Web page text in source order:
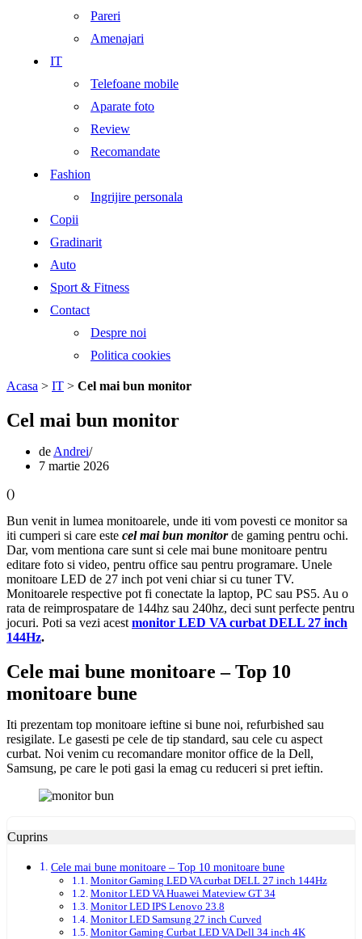
Pareri
Amenajari
IT
Telefoane mobile
Aparate foto
Review
Recomandate
Fashion
Ingrijire personala
Copii
Gradinarit
Auto
Sport & Fitness
Contact
Despre noi
Politica cookies
Acasa > IT > Cel mai bun monitor
Cel mai bun monitor
de Andrei
7 martie 2026
()
Bun venit in lumea monitoarele, unde iti vom povesti ce monitor sa
iti cumperi si care este cel mai bun monitorde gaming pentru ochi.
Dar, vom mentiona care sunt si cele mai bune monitoare pentru
editare foto si video, pentru office sau pentru programare. Unele
monitoare LED de 27 inch pot veni chiar si cu tuner TV.
Monitoarele respective pot fi conectate la laptop, PC sau PS5. Au o
rata de reimprospatare de 144hz sau 240hz, deci sunt perfecte pentru
jocuri. Poti sa vezi acest monitor LED VA curbat DELL 27 inch
144Hz.
Cele mai bune monitoare – Top 10
monitoare bune
Iti prezentam top monitoare ieftine si bune noi, refurbished sau
resigilate. Le gasesti pe cele de tip standard, sau cele cu aspect
curbat. Noi venim cu recomandare monitor office de la Dell,
Samsung, pe care le poti gasi la emag cu reduceri si pret ieftin.
Cuprins
Cele mai bune monitoare – Top 10 monitoare bune
Monitor Gaming LED VA curbat DELL 27 inch 144Hz
Monitor LED VA Huawei Mateview GT 34
Monitor LED IPS Lenovo 23.8
Monitor LED Samsung 27 inch Curved
Monitor Gaming Curbat LED VA Dell 34 inch 4K